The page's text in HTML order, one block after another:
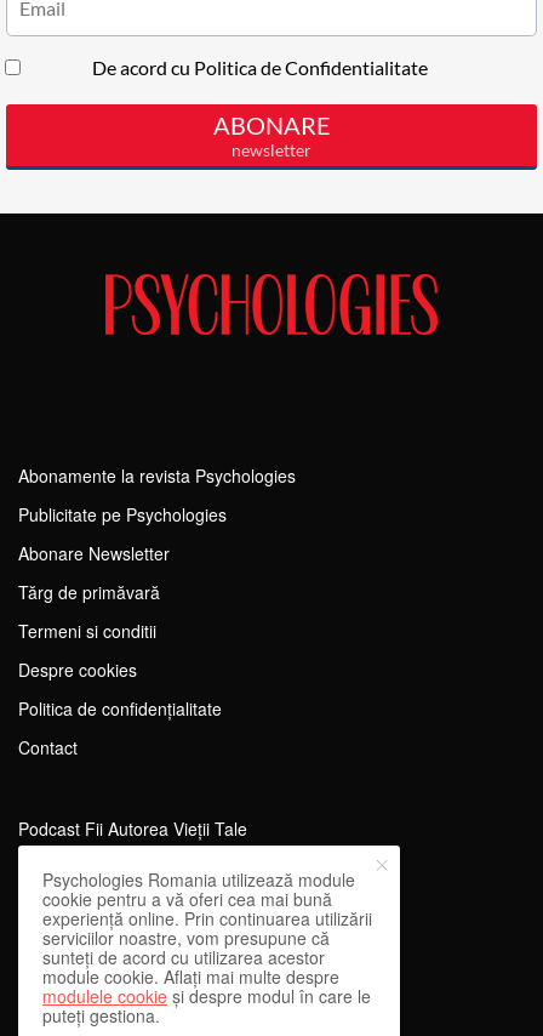
Abonamente la revista Psychologies
Publicitate pe Psychologies
Abonare Newsletter
Tărg de primăvară
Termeni si conditii
Despre cookies
Politica de confidențialitate
Contact
Podcast Fii Autorea Vieții Tale
Evenimente Fii Autoarea Vieții Tale!
SportEdu
Antrenament Mental pentru Sportivi
Learning Network
WEnough
Psychologies Romania utilizează module
cookie pentru a vă oferi cea mai bună
experiență online. Prin continuarea utilizării
serviciilor noastre, vom presupune că
sunteți de acord cu utilizarea acestor
module cookie. Aflați mai multe despre
modulele cookie și despre modul în care le
puteți gestiona.